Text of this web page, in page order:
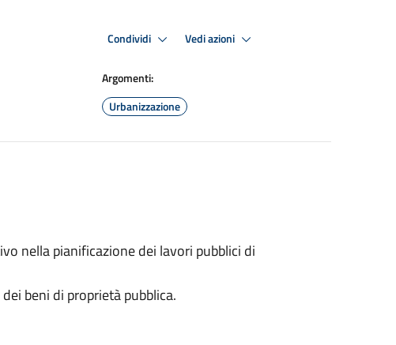
Condividi Vedi azioni
Argomenti:
Urbanizzazione
nella pianificazione dei lavori pubblici di
beni di proprietà pubblica.